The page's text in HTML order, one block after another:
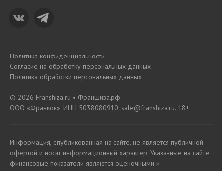
Политика конфиденциальности
Согласие на обработку персональных данных
Политика обработки персональных данных
© 2026 Franshiza.ru • Франшиза.рф
ООО «Франкон», ИНН 5038080910, sale@franshiza.ru. 18+
Информация, опубликованная на сайте, не является публичной
офертой и носит информационный характер. Указанные на сайте
финансовые показатели являются оценочными и